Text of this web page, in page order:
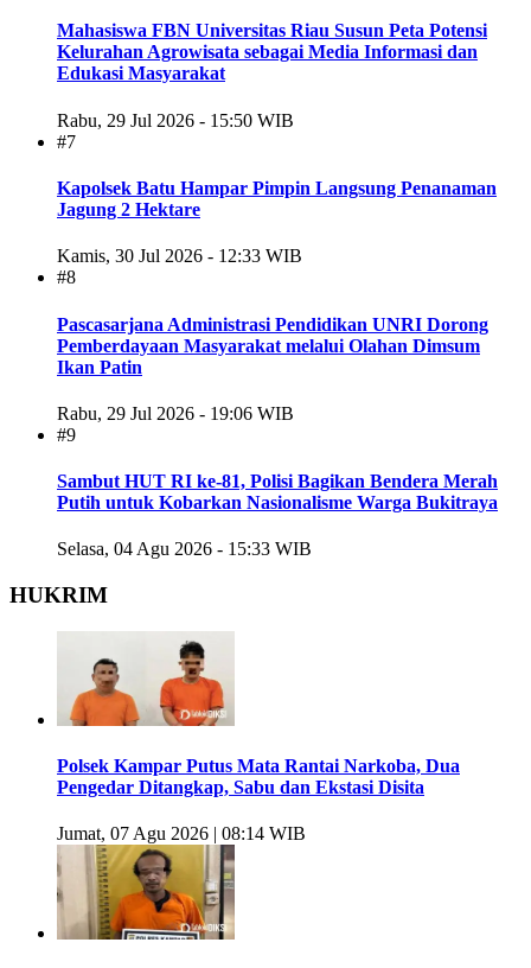
Mahasiswa FBN Universitas Riau Susun Peta Potensi
Kelurahan Agrowisata sebagai Media Informasi dan
Edukasi Masyarakat
Rabu, 29 Jul 2026 - 15:50 WIB
#7
Kapolsek Batu Hampar Pimpin Langsung Penanaman
Jagung 2 Hektare
Kamis, 30 Jul 2026 - 12:33 WIB
#8
Pascasarjana Administrasi Pendidikan UNRI Dorong
Pemberdayaan Masyarakat melalui Olahan Dimsum
Ikan Patin
Rabu, 29 Jul 2026 - 19:06 WIB
#9
Sambut HUT RI ke-81, Polisi Bagikan Bendera Merah
Putih untuk Kobarkan Nasionalisme Warga Bukitraya
Selasa, 04 Agu 2026 - 15:33 WIB
HUKRIM
Polsek Kampar Putus Mata Rantai Narkoba, Dua
Pengedar Ditangkap, Sabu dan Ekstasi Disita
Jumat, 07 Agu 2026 | 08:14 WIB